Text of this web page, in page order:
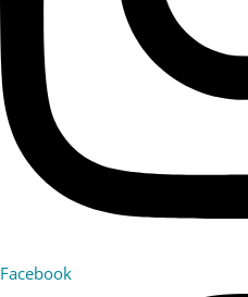
Facebook